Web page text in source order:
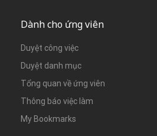
Dành cho ứng viên
Duyệt công việc
Duyệt danh mục
Tổng quan về ứng viên
Thông báo việc làm
My Bookmarks